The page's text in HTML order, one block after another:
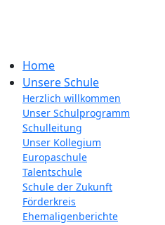
Home
Unsere Schule
Herzlich willkommen
Unser Schulprogramm
Schulleitung
Unser Kollegium
Europaschule
Talentschule
Schule der Zukunft
Förderkreis
Ehemaligenberichte